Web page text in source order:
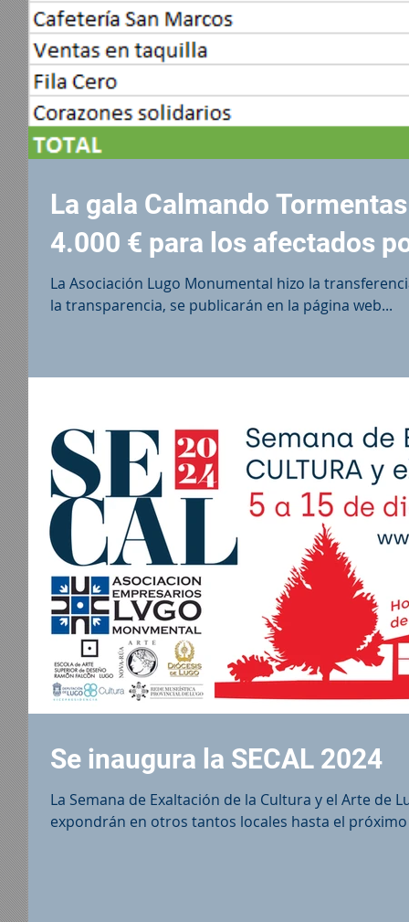
La gala Calmando
4.000 € para los afectados
La Asociación Lugo Monumental hizo la
la transparencia, se publicarán en la página web...
Se inaugura la SECAL 2024
La Semana de Exaltación de la Cultura y el Arte de
expondrán en otros tantos locales hasta el próximo